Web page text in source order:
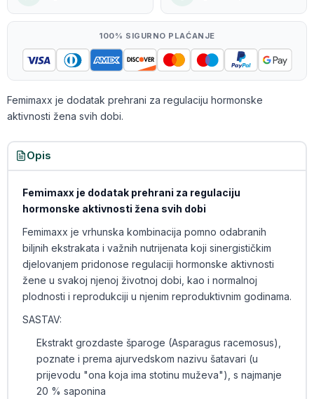
100% SIGURNO PLAĆANJE
Femimaxx je dodatak prehrani za regulaciju hormonske
aktivnosti žena svih dobi.
Opis
Femimaxx je dodatak prehrani za regulaciju
hormonske aktivnosti žena svih dobi
Femimaxx je vrhunska kombinacija pomno odabranih
biljnih ekstrakata i važnih nutrijenata koji sinergističkim
djelovanjem pridonose regulaciji hormonske aktivnosti
žene u svakoj njenoj životnoj dobi, kao i normalnoj
plodnosti i reprodukciji u njenim reproduktivnim godinama.
SASTAV:
Ekstrakt grozdaste šparoge (Asparagus racemosus),
poznate i prema ajurvedskom nazivu šatavari (u
prijevodu "ona koja ima stotinu muževa"), s najmanje
20 % saponina